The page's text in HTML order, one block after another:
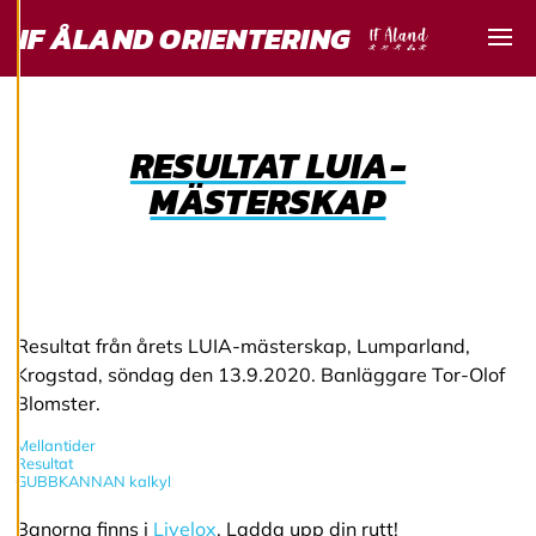
användarupplevelse
och personlig
service. Genom att
Du har kontroll över
dina
cookiepreferenser
när som helst. Läs
mer om våra
IF ÅLAND ORIENTERING
RESULTAT LUIA-
MÄSTERSKAP
Resultat från årets LUIA-mästerskap, Lumparland,
Krogstad, söndag den 13.9.2020. Banläggare Tor-Olof
Blomster.
Mellantider
Resultat
GUBBKANNAN kalkyl
Banorna finns i Livelox. Ladda upp din rutt!